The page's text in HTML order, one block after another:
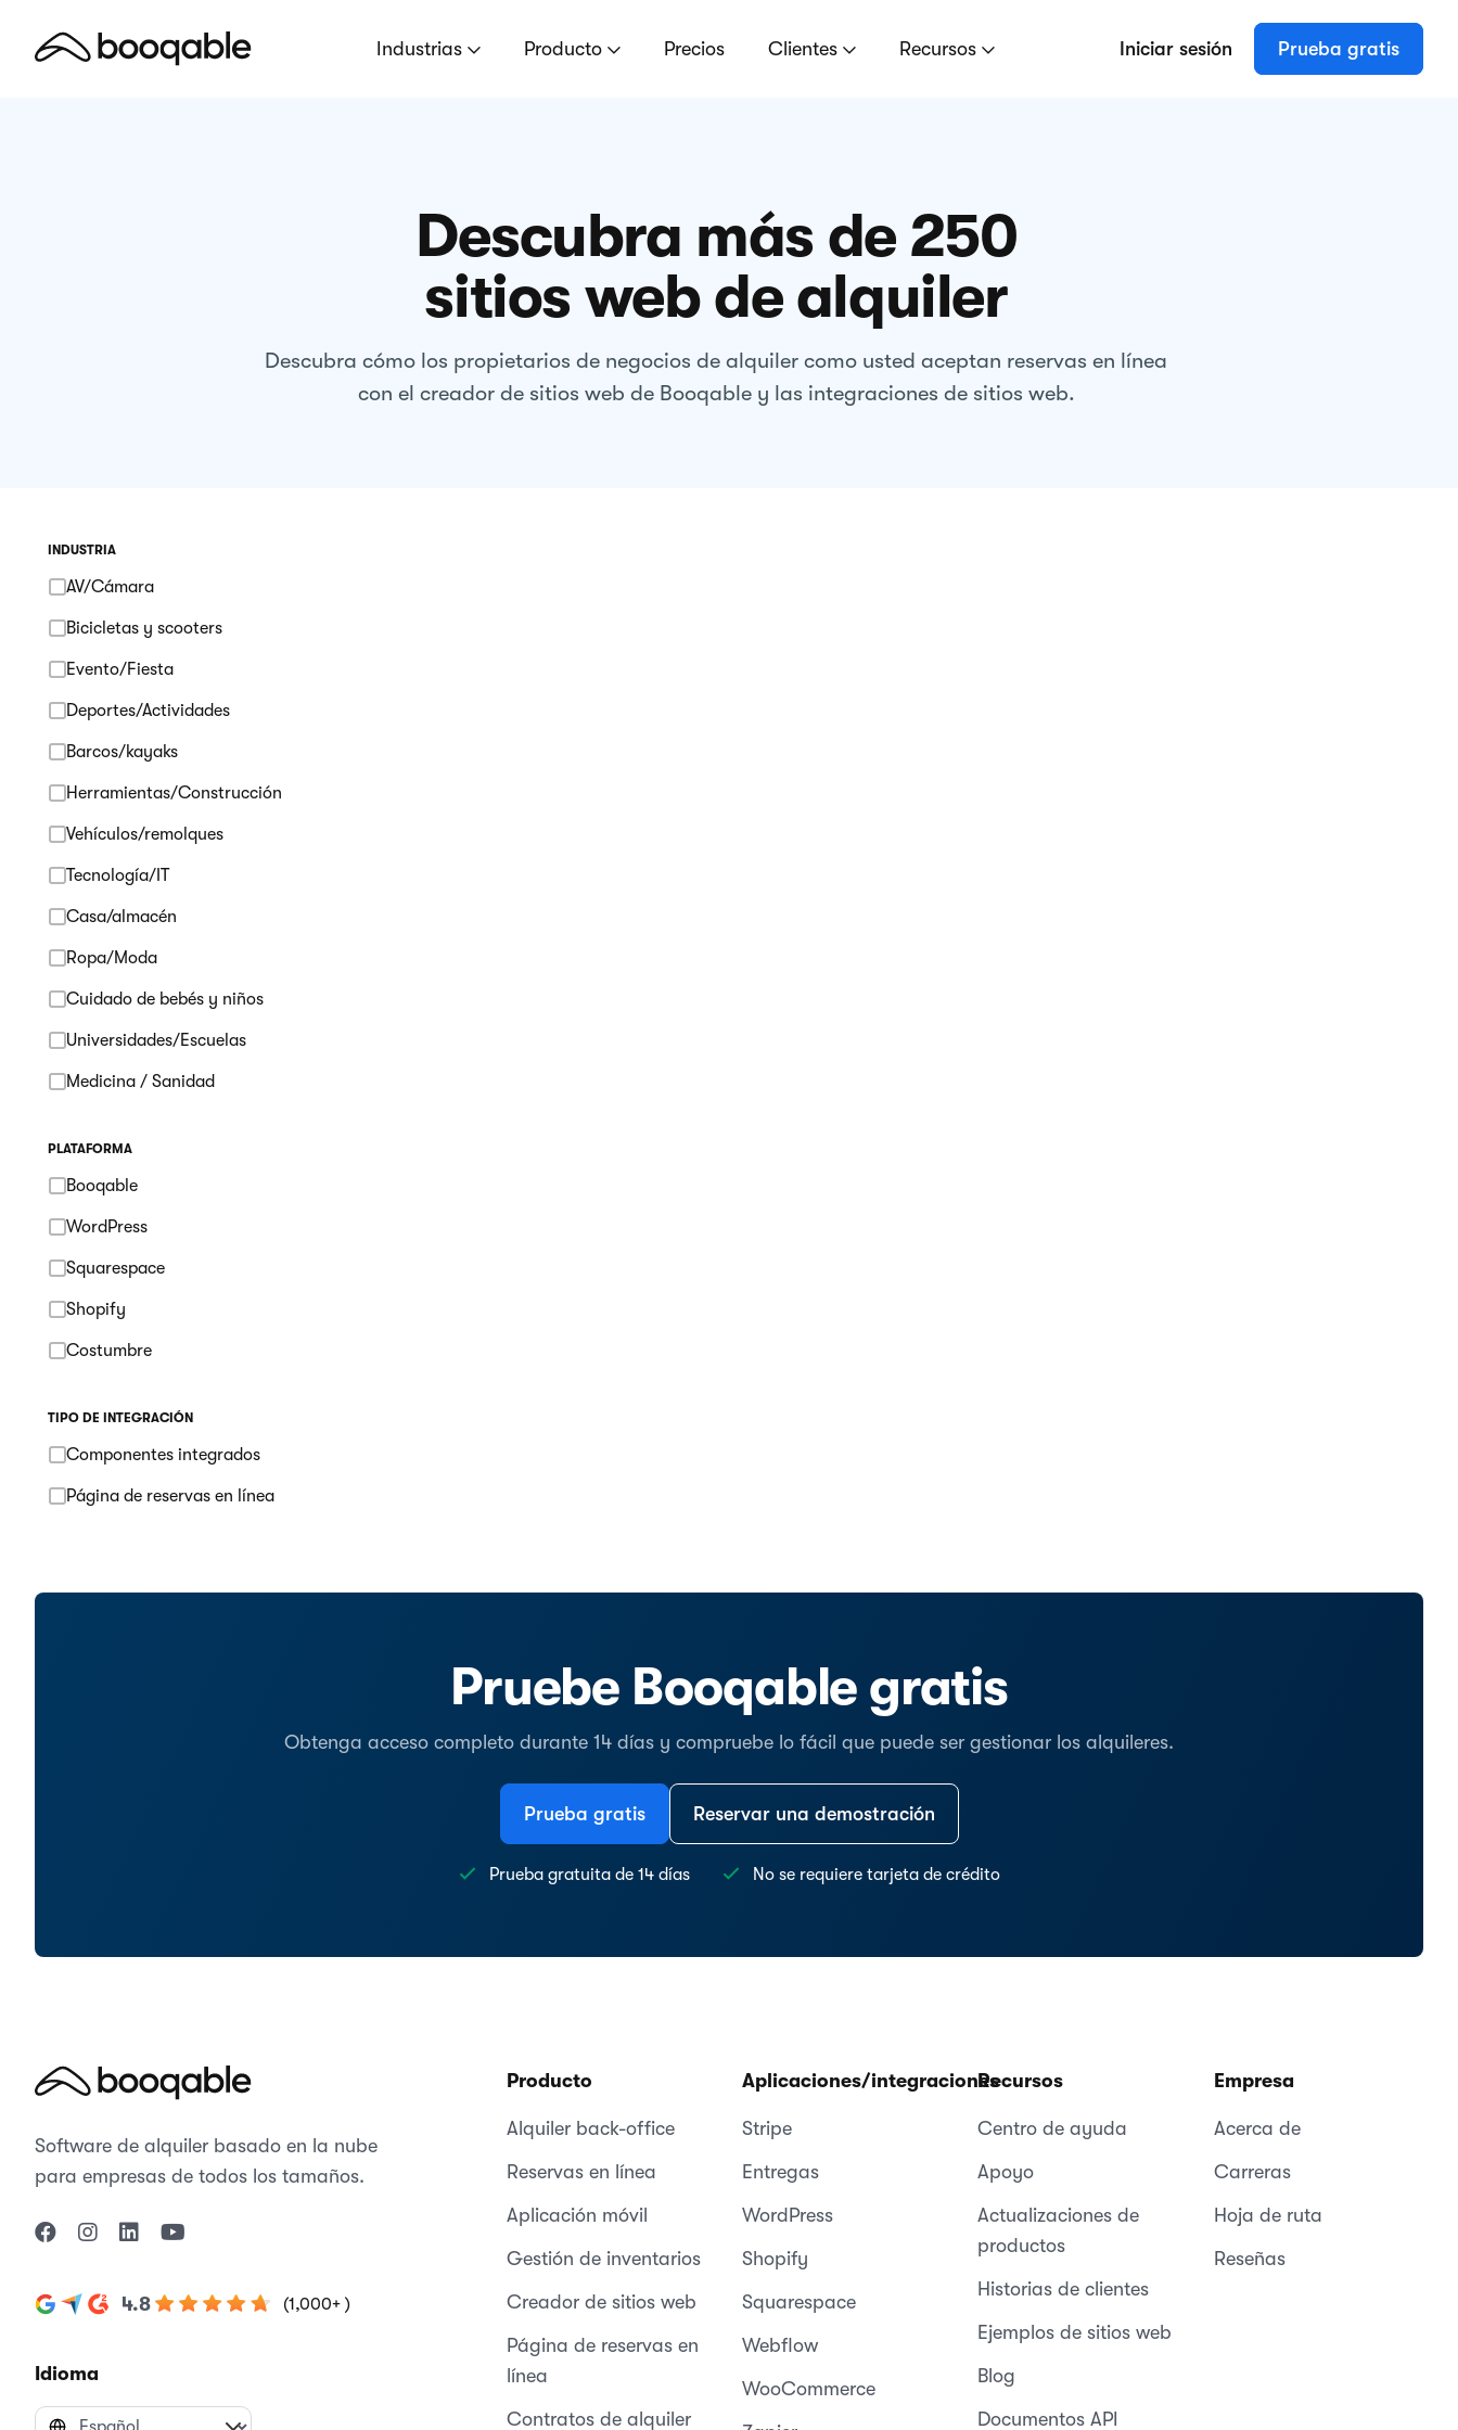
Industrias Producto Precios Clientes Recursos Iniciar sesión Prueba gratis
Descubra más de 250
sitios web de alquiler
Descubra cómo los propietarios de negocios de alquiler como usted aceptan reservas en línea
con el creador de sitios web de Booqable y las integraciones de sitios web.
INDUSTRIA
AV/Cámara
Bicicletas y scooters
Evento/Fiesta
Deportes/Actividades
Barcos/kayaks
Herramientas/Construcción
Vehículos/remolques
Tecnología/IT
Casa/almacén
Ropa/Moda
Cuidado de bebés y niños
Universidades/Escuelas
Medicina / Sanidad
PLATAFORMA
Booqable
WordPress
Squarespace
Shopify
Costumbre
TIPO DE INTEGRACIÓN
Componentes integrados
Página de reservas en línea
Pruebe Booqable gratis
Obtenga acceso completo durante 14 días y compruebe lo fácil que puede ser gestionar los alquileres.
Prueba gratis Reservar una demostración
Prueba gratuita de 14 días No se requiere tarjeta de crédito
Software de alquiler basado en la nube
para empresas de todos los tamaños.
4.8 (1,000+ )
Idioma
Producto
Alquiler back-office
Reservas en línea
Aplicación móvil
Gestión de inventarios
Creador de sitios web
Página de reservas en
línea
Contratos de alquiler
Aplicaciones/integraciones
Stripe
Entregas
WordPress
Shopify
Squarespace
Webflow
WooCommerce
Recursos
Centro de ayuda
Apoyo
Actualizaciones de
productos
Historias de clientes
Ejemplos de sitios web
Blog
Documentos API
Empresa
Acerca de
Carreras
Hoja de ruta
Reseñas